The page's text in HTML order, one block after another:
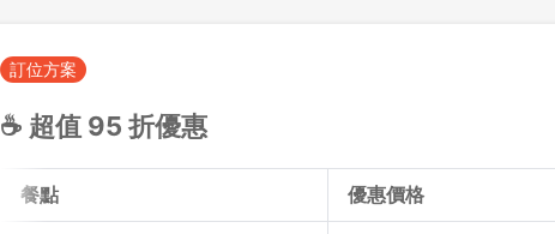
訂位方案
☕ 超值 95 折優惠
餐點 優惠價格